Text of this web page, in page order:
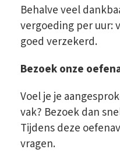
Behalve veel
vergoeding per uur:
goed verzekerd.
Bezoek onze
Voel je je
vak? Bezoek dan
Tijdens deze
vragen.